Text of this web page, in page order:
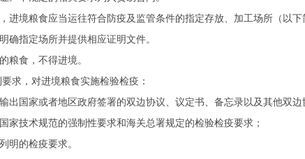
进境粮食应当运往符合防疫及监管条件的指定存放、加工场所（以
确指定场所并提供相应证明文件。
粮食，不得进境。
求，对进境粮食实施检验检疫：
出国家或者地区政府签署的双边协议、议定书、备忘录以及其他双边
家技术规范的强制性要求和海关总署规定的检验检疫要求；
明的检疫要求。